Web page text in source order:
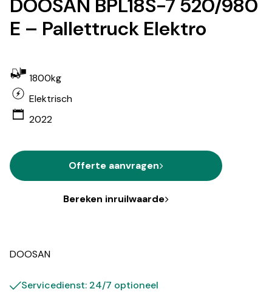
DOOSAN BPL18S-7 520/980
E – Pallettruck Elektro
1800kg
Elektrisch
2022
Offerte aanvragen
Bereken inruilwaarde
DOOSAN
Servicedienst: 24/7 optioneel